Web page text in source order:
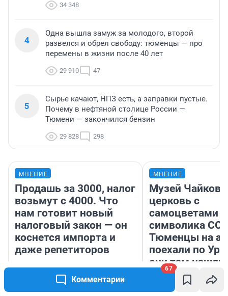
Комментарии
67
34 348
4
Одна вышла замуж за молодого, второй
развелся и обрел свободу: тюменцы — про
перемены в жизни после 40 лет
29 910 47
5
Сырье качают, НПЗ есть, а заправки пустые.
Почему в нефтяной столице России —
Тюмени — закончился бензин
29 828 298
МНЕНИЕ
Продашь за 3000, налог
возьмут с 4000. Что
нам готовит новый
налоговый закон — он
коснется импорта и
даже репетиторов
Анастасия Завгородняя
МНЕНИЕ
Музей
церковь с
самоцветами
символика
Тюменцы на
поехали по
они там нашли